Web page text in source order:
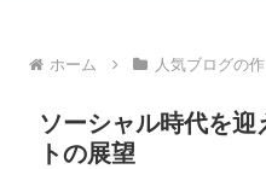
ホーム 人気ブログの
ソーシャル時代を迎
トの展望